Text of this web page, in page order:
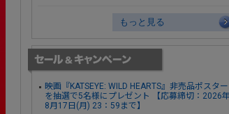
もっと見る
映画『KATSEYE: WILD HEARTS』非売品ポスター
を抽選で5名様にプレゼント 【応募締切：2026
8月17日(月) 23：59まで】